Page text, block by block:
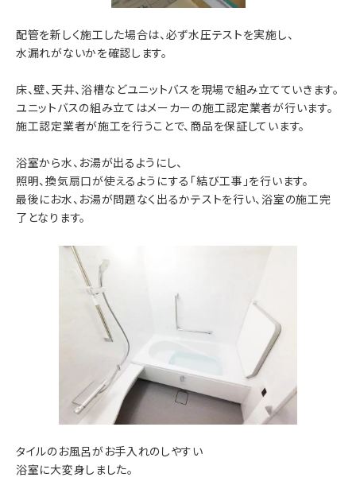
配管を新しく施工した場合は、必ず水圧テストを実施し、
水漏れがないかを確認します。
床、壁、天井、浴槽などユニットバスを現場で組み立てていきます。
ユニットバスの組み立てはメーカーの施工認定業者が行います。
施工認定業者が施工を行うことで、商品を保証しています。
浴室から水、お湯が出るようにし、
照明、換気扇口が使えるようにする「結び工事」を行います。
最後にお水、お湯が問題なく出るかテストを行い、浴室の施工完
了となります。
タイルのお風呂がお手入れのしやすい
浴室に大変身しました。